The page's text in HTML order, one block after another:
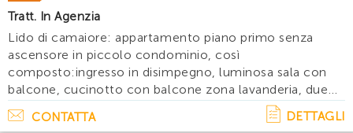
Tratt. In Agenzia
Lido di camaiore: appartamento piano primo senza
ascensore in piccolo condominio, così
composto:ingresso in disimpegno, luminosa sala con
balcone, cucinotto con balcone zona lavanderia, due
camere matrimoniali, una delle quali con tre lettini
singoli e bagno con doccia finestrato. L' appartamento. .
CONTATTA DETTAGLI